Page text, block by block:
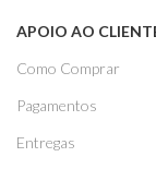
APOIO AO
Como Comprar
Pagamentos
Entregas